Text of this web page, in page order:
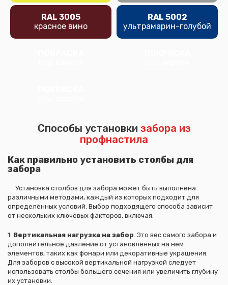
RAL 3005
красное вино
RAL 5002
ультрамарин-голубой
Способы установки забора из
профнастила
Как правильно установить столбы для
забора
Установка столбов для забора может быть выполнена
различными методами, каждый из которых подходит для
определённых условий. Выбор подходящего способа зависит
от нескольких ключевых факторов, включая:
1. Вертикальная нагрузка на забор . Это вес самого забора и
дополнительное давление от установленных на нём
элементов, таких как фонари или декоративные украшения.
Для заборов с высокой вертикальной нагрузкой следует
использовать столбы большего сечения или увеличить глубину
их установки.